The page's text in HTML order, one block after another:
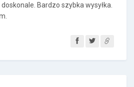
Bardzo szybka wysyłka.